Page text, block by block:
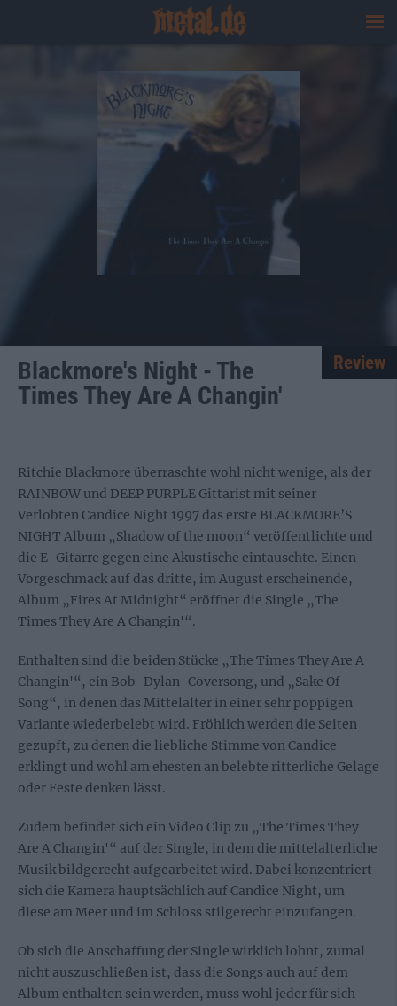
Blackmore's Night - The
Times They Are A Changin'
Review
Ritchie Blackmore überraschte wohl nicht wenige, als der
RAINBOW und DEEP PURPLE Gittarist mit seiner
Verlobten Candice Night 1997 das erste BLACKMORE’S
NIGHT Album „Shadow of the moon“ veröffentlichte und
die E-Gitarre gegen eine Akustische eintauschte. Einen
Vorgeschmack auf das dritte, im August erscheinende,
Album „Fires At Midnight“ eröffnet die Single „The
Times They Are A Changin'“.
Enthalten sind die beiden Stücke „The Times They Are A
Changin'“, ein Bob-Dylan-Coversong, und „Sake Of
Song“, in denen das Mittelalter in einer sehr poppigen
Variante wiederbelebt wird. Fröhlich werden die Seiten
gezupft, zu denen die liebliche Stimme von Candice
erklingt und wohl am ehesten an belebte ritterliche Gelage
oder Feste denken lässt.
Zudem befindet sich ein Video Clip zu „The Times They
Are A Changin'“ auf der Single, in dem die mittelalterliche
Musik bildgerecht aufgearbeitet wird. Dabei konzentriert
sich die Kamera hauptsächlich auf Candice Night, um
diese am Meer und im Schloss stilgerecht einzufangen.
Ob sich die Anschaffung der Single wirklich lohnt, zumal
nicht auszuschließen ist, dass die Songs auch auf dem
Album enthalten sein werden, muss wohl jeder für sich